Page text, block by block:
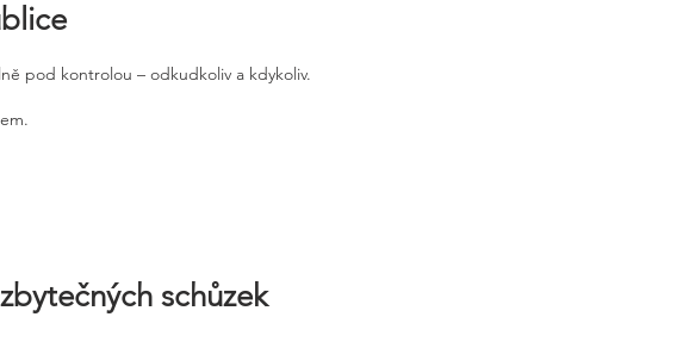
pod kontrolou – odkudkoliv a kdykoliv.
schůzek